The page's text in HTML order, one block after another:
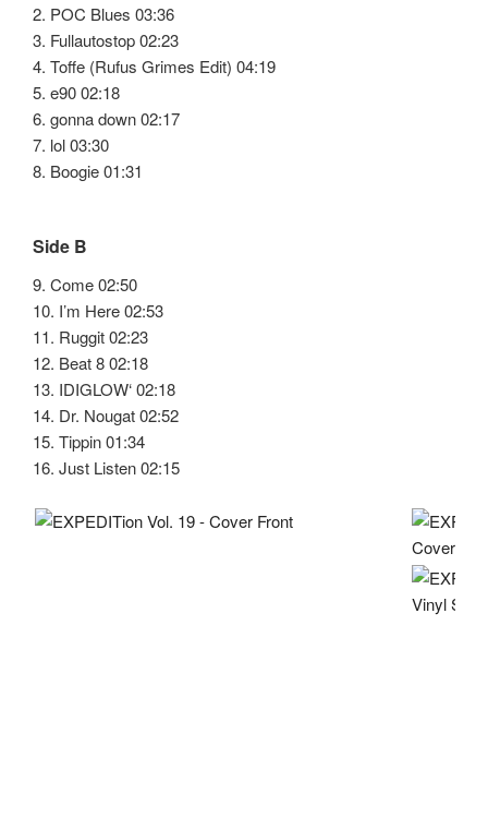
2. POC Blues 03:36
3. Fullautostop 02:23
4. Toffe (Rufus Grimes Edit) 04:19
5. e90 02:18
6. gonna down 02:17
7. lol 03:30
8. Boogie 01:31
Side B
9. Come 02:50
10. I’m Here 02:53
11. Ruggit 02:23
12. Beat 8 02:18
13. IDIGLOW‘ 02:18
14. Dr. Nougat 02:52
15. Tippin 01:34
16. Just Listen 02:15